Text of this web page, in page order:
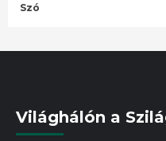
Szó
Világhálón a